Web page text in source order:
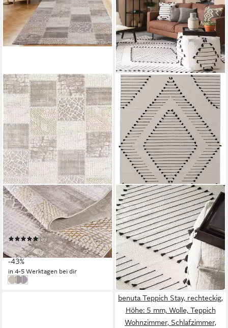
SANAT
Teppich Harmony 3202, auch
als Läufer
Mehrere Größen
(7)
ab 29,25 € UVP50,99 €
-43%
in 4-5 Werktagen bei dir
beigegrau
lila
BENUTA
Teppich Bo
Mehrere Größen
ab 39,00 € UVP59,00 €
-34%
in 4-5 Werktagen bei dir
benuta Teppich Stay, rechteckig,
Höhe: 5 mm, Wolle, Teppich
Wohnzimmer, Schlafzimmer,